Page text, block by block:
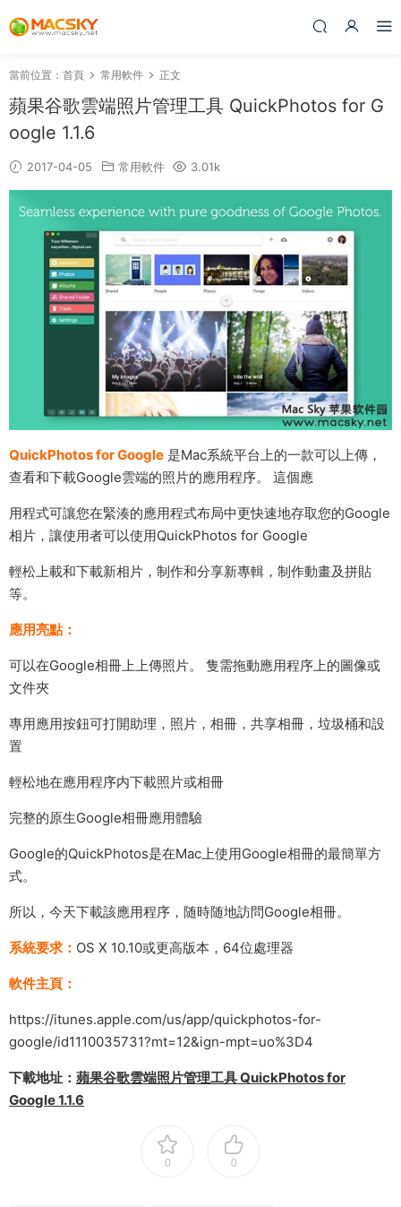
當前位置： 首頁 常用軟件 正文
蘋果谷歌雲端照片管理工具 QuickPhotos for G
oogle 1.1.6
2017-04-05 常用軟件 3.01k
QuickPhotos for Google 是Mac系統平台上的一款可以上傳，
查看和下載Google雲端的照片的應用程序。 這個應
用程式可讓您在緊湊的應用程式布局中更快速地存取您的Google
相片，讓使用者可以使用QuickPhotos for Google
輕松上載和下載新相片，制作和分享新專輯，制作動畫及拼貼
等。
應用亮點：
可以在Google相冊上上傳照片。 隻需拖動應用程序上的圖像或
文件夾
專用應用按鈕可打開助理，照片，相冊，共享相冊，垃圾桶和設
置
輕松地在應用程序内下載照片或相冊
完整的原生Google相冊應用體驗
Google的QuickPhotos是在Mac上使用Google相冊的最簡單方
式。
所以，今天下載該應用程序，随時随地訪問Google相冊。
系統要求： OS X 10.10或更高版本，64位處理器
軟件主頁：
https://itunes.apple.com/us/app/quickphotos-for-
google/id1110035731?mt=12&ign-mpt=uo%3D4
下載地址： 蘋果谷歌雲端照片管理工具 QuickPhotos for
Google 1.1.6
0 0